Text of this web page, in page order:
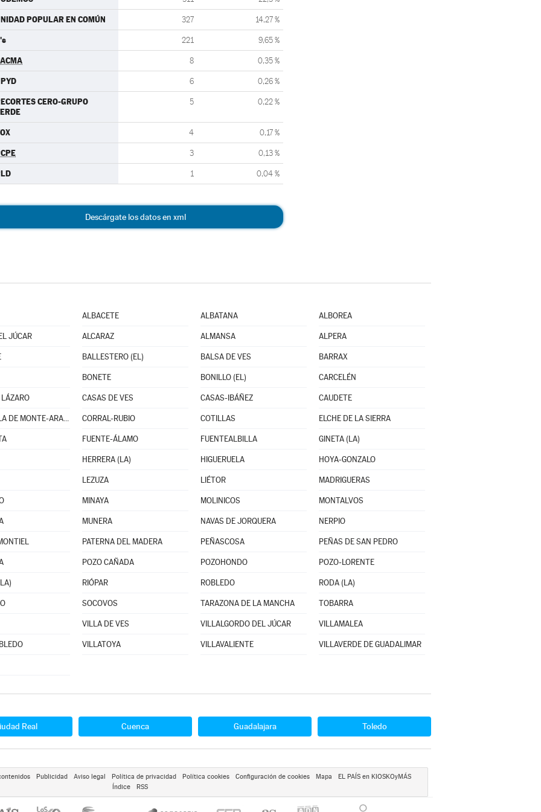
POPULAR EN COMÚN 327 14,27 %
221 9,65 %
8 0,35 %
6 0,26 %
CERO-GRUPO
5 0,22 %
4 0,17 %
3 0,13 %
1 0,04 %
Descárgate los datos en xml
ALBACETE ALBATANA ALBOREA
JÚCAR ALCARAZ ALMANSA ALPERA
BALLESTERO (EL) BALSA DE VES BARRAX
BONETE BONILLO (EL) CARCELÉN
CASAS DE VES CASAS-IBÁÑEZ CAUDETE
CHINCHILLA DE MONTE-ARAGÓN CORRAL-RUBIO COTILLAS ELCHE DE LA SIERRA
FUENTE-ÁLAMO FUENTEALBILLA GINETA (LA)
HERRERA (LA) HIGUERUELA HOYA-GONZALO
LEZUZA LIÉTOR MADRIGUERAS
MINAYA MOLINICOS MONTALVOS
MUNERA NAVAS DE JORQUERA NERPIO
PATERNA DEL MADERA PEÑASCOSA PEÑAS DE SAN PEDRO
POZO CAÑADA POZOHONDO POZO-LORENTE
RIÓPAR ROBLEDO RODA (LA)
SOCOVOS TARAZONA DE LA MANCHA TOBARRA
VILLA DE VES VILLALGORDO DEL JÚCAR VILLAMALEA
VILLATOYA VILLAVALIENTE VILLAVERDE DE GUADALIMAR
Real Cuenca Guadalajara Toledo
Publicidad Aviso legal Política de privacidad Política cookies Configuración de cookies Mapa
EL PAÍS en KIOSKOyMÁS
Índice
RSS